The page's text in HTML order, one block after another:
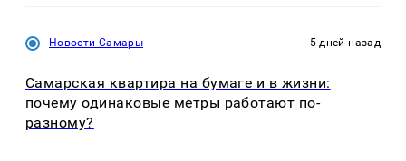
Новости Самары 5 дней назад
Самарская квартира на бумаге и в жизни:
почему одинаковые метры работают по-
разному?